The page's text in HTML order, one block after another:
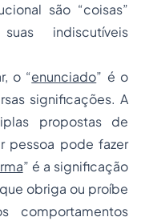
são “coisas”
indiscutíveis
o “enunciado” é o
significações. A
propostas de
pessoa pode fazer
” é a significação
obriga ou proíbe